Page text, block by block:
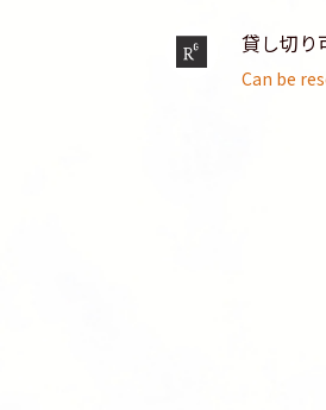
貸し切り
Can be